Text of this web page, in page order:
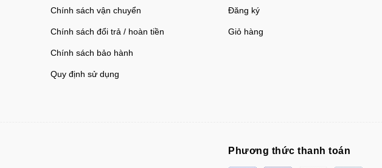
Chính sách vận chuyển
Chính sách đổi trả / hoàn tiền
Chính sách bảo hành
Quy định sử dụng
Đăng ký
Giỏ hàng
Phương thức thanh toán